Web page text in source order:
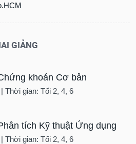
GIẢNG
khoán Cơ bản
Thời gian: Tối 2, 4, 6
tích Kỹ thuật Ứng dụng
Thời gian: Tối 2, 4, 6